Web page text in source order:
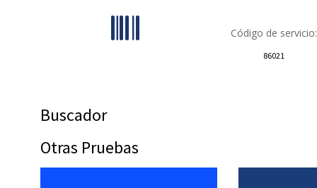
Código de servicio:
86021
Buscador
Otras Pruebas